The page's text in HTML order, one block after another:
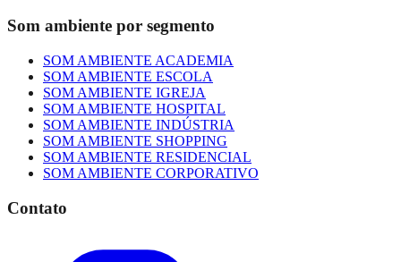
Som ambiente por segmento
SOM AMBIENTE ACADEMIA
SOM AMBIENTE ESCOLA
SOM AMBIENTE IGREJA
SOM AMBIENTE HOSPITAL
SOM AMBIENTE INDÚSTRIA
SOM AMBIENTE SHOPPING
SOM AMBIENTE RESIDENCIAL
SOM AMBIENTE CORPORATIVO
Contato